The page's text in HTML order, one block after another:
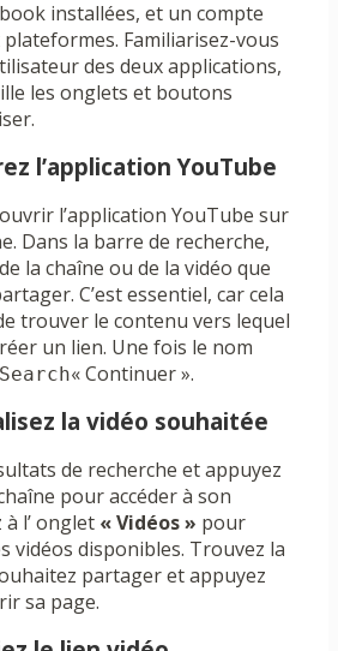
installées, et un compte
Familiarisez-vous
des deux applications,
les onglets et boutons
l’application YouTube
l’application YouTube sur
Dans la barre de recherche,
la chaîne ou de la vidéo que
C’est essentiel, car cela
trouver le contenu vers lequel
un lien. Une fois le nom
Search« Continuer ».
la vidéo souhaitée
de recherche et appuyez
pour accéder à son
à l’ onglet « Vidéos » pour
vidéos disponibles. Trouvez la
partager et appuyez
sa page.